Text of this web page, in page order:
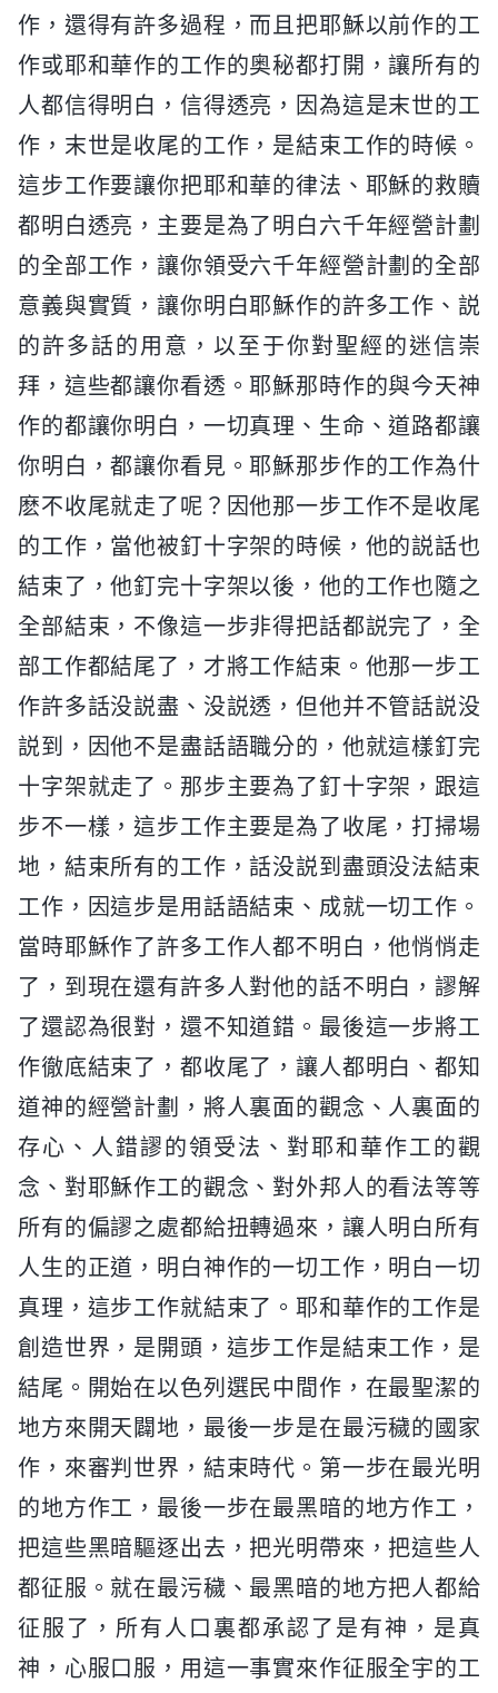
作，還得有許多過程，而且把耶穌以前作的工
作或耶和華作的工作的奥秘都打開，讓所有的
人都信得明白，信得透亮，因為這是末世的工
作，末世是收尾的工作，是結束工作的時候。
這步工作要讓你把耶和華的律法、耶穌的救贖
都明白透亮，主要是為了明白六千年經營計劃
的全部工作，讓你領受六千年經營計劃的全部
意義與實質，讓你明白耶穌作的許多工作、説
的許多話的用意，以至于你對聖經的迷信崇
拜，這些都讓你看透。耶穌那時作的與今天神
作的都讓你明白，一切真理、生命、道路都讓
你明白，都讓你看見。耶穌那步作的工作為什
麽不收尾就走了呢？因他那一步工作不是收尾
的工作，當他被釘十字架的時候，他的説話也
結束了，他釘完十字架以後，他的工作也隨之
全部結束，不像這一步非得把話都説完了，全
部工作都結尾了，才將工作結束。他那一步工
作許多話没説盡、没説透，但他并不管話説没
説到，因他不是盡話語職分的，他就這樣釘完
十字架就走了。那步主要為了釘十字架，跟這
步不一樣，這步工作主要是為了收尾，打掃場
地，結束所有的工作，話没説到盡頭没法結束
工作，因這步是用話語結束、成就一切工作。
當時耶穌作了許多工作人都不明白，他悄悄走
了，到現在還有許多人對他的話不明白，謬解
了還認為很對，還不知道錯。最後這一步將工
作徹底結束了，都收尾了，讓人都明白、都知
道神的經營計劃，將人裏面的觀念、人裏面的
存心、人錯謬的領受法、對耶和華作工的觀
念、對耶穌作工的觀念、對外邦人的看法等等
所有的偏謬之處都給扭轉過來，讓人明白所有
人生的正道，明白神作的一切工作，明白一切
真理，這步工作就結束了。耶和華作的工作是
創造世界，是開頭，這步工作是結束工作，是
結尾。開始在以色列選民中間作，在最聖潔的
地方來開天闢地，最後一步是在最污穢的國家
作，來審判世界，結束時代。第一步在最光明
的地方作工，最後一步在最黑暗的地方作工，
把這些黑暗驅逐出去，把光明帶來，把這些人
都征服。就在最污穢、最黑暗的地方把人都給
征服了，所有人口裏都承認了是有神，是真
神，心服口服，用這一事實來作征服全宇的工